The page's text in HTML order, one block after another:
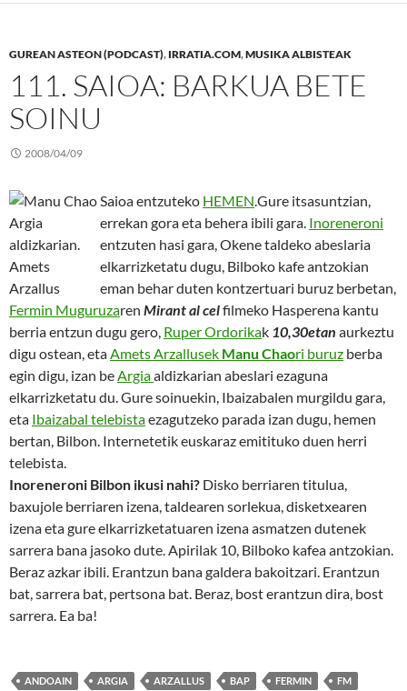
GUREAN ASTEON (PODCAST), IRRATIA.COM,MUSIKA ALBISTEAK
111. SAIOA: BARKUA BETE
SOINU
2008/04/09
Saioa entzuteko HEMEN.Gure itsasuntzian,
errekan gora eta behera ibili gara. Inoreneroni
entzuten hasi gara, Okene taldeko abeslaria
elkarrizketatu dugu, Bilboko kafe antzokian
eman behar duten kontzertuari buruz berbetan,
Fermin Muguruzaren Mirant al celfilmeko Hasperena kantu
berria entzun dugu gero, Ruper Ordorikak 10,30etan aurkeztu
digu ostean, etaAmets Arzallusek Manu Chaori buruz berba
egin digu, izan beArgiaaldizkarian abeslari ezaguna
elkarrizketatu du. Gure soinuekin, Ibaizabalen murgildu gara,
eta Ibaizabal telebistaezagutzeko parada izan dugu, hemen
bertan, Bilbon. Internetetik euskaraz emitituko duen herri
telebista.
Inoreneroni Bilbon ikusi nahi? Disko berriaren titulua,
baxujole berriaren izena, taldearen sorlekua, disketxearen
izena eta gure elkarrizketatuaren izena asmatzen dutenek
sarrera bana jasoko dute. Apirilak 10, Bilboko kafea antzokian.
Beraz azkar ibili. Erantzun bana galdera bakoitzari. Erantzun
bat, sarrera bat, pertsona bat. Beraz, bost erantzun dira, bost
sarrera. Ea ba!
ANDOAIN ARGIA ARZALLUS BAP FERMIN
FM